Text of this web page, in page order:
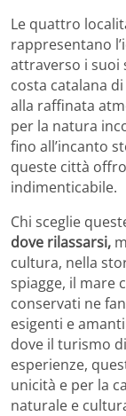
Le quattro
rappresentano
attraverso i suoi
costa catalana
alla raffinata
per la natura
fino all’incanto
queste città
indimenticabile.
Chi sceglie
dove rilassarsi,
cultura, nella
spiagge, il mare
conservati ne
esigenti e
dove il turismo
esperienze,
unicità e per la
naturale e